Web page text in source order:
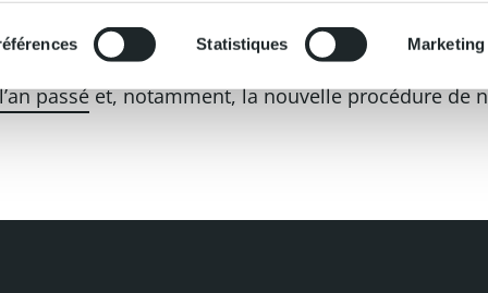
Statistiques Marketing
parution des nouvelles lignes directrices de
ces dernières devant intégrer un certain
passéet, notamment, la nouvelle procédure de